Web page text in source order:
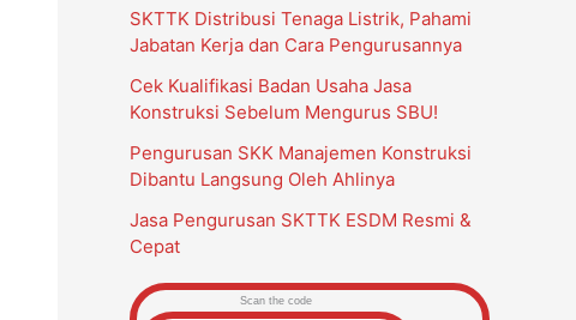
SKTTK Distribusi Tenaga Listrik, Pahami
Jabatan Kerja dan Cara Pengurusannya
Cek Kualifikasi Badan Usaha Jasa
Konstruksi Sebelum Mengurus SBU!
Pengurusan SKK Manajemen Konstruksi
Dibantu Langsung Oleh Ahlinya
Jasa Pengurusan SKTTK ESDM Resmi &
Cepat
Scan the code